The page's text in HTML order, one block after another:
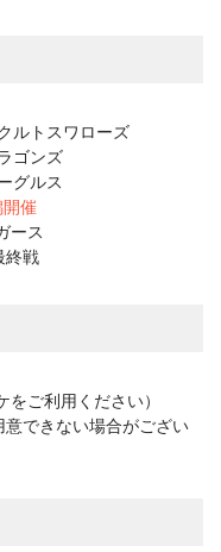
ルトスワローズ
ゴンズ
グルス
催
ース
終戦
ご利用ください）
できない場合がござい